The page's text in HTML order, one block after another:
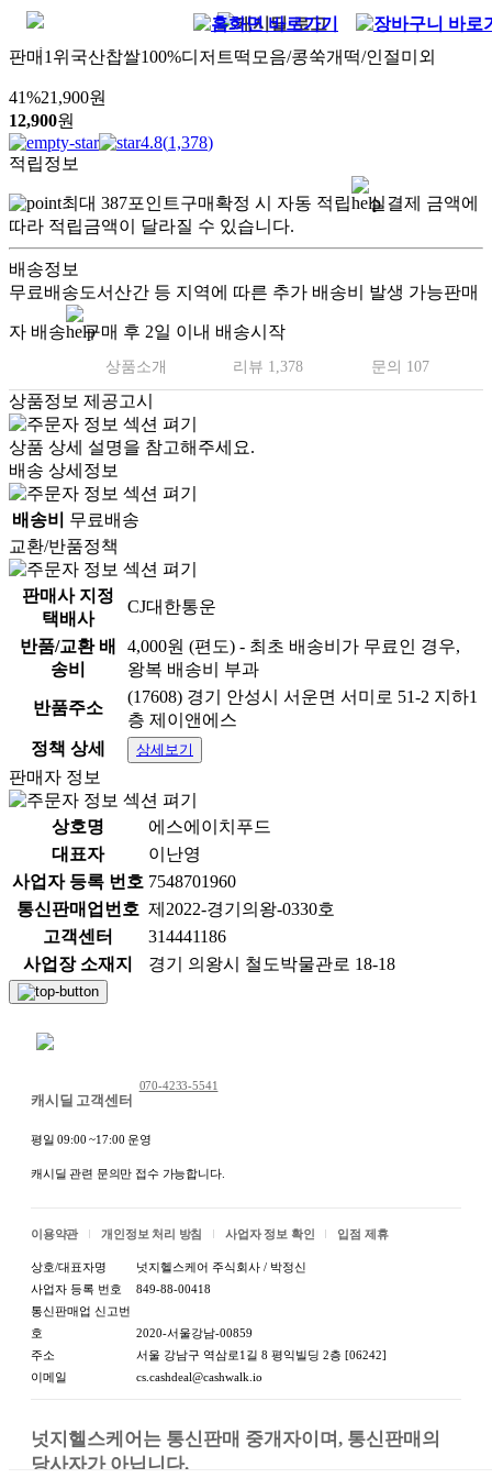
판매1위국산찹쌀100%디저트떡모음/콩쑥개떡/인절미외
41%21,900원
12,900원
4.8(1,378)
적립정보
최대 387포인트구매확정 시 자동 적립
실결제 금액에
따라 적립금액이 달라질 수 있습니다.
배송정보
무료배송도서산간 등 지역에 따른 추가 배송비 발생 가능판매
자 배송 구매 후 2일 이내 배송시작
상품소개 리뷰 1,378 문의 107
상품정보 제공고시
상품 상세 설명을 참고해주세요.
배송 상세정보
배송비
무료배송
교환/반품정책
판매사 지정
택배사
CJ대한통운
반품/교환 배
송비
4,000원 (편도) - 최초 배송비가 무료인 경우,
왕복 배송비 부과
반품주소
(17608) 경기 안성시 서운면 서미로 51-2 지하1
층 제이앤에스
정책 상세
상세보기
판매자 정보
상호명
에스에이치푸드
대표자
이난영
사업자 등록 번호 7548701960
통신판매업번호 제2022-경기의왕-0330호
고객센터
314441186
사업장 소재지
경기 의왕시 철도박물관로 18-18
캐시딜 고객센터
070-4233-5541
평일 09:00 ~17:00 운영
캐시딜 관련 문의만 접수 가능합니다.
이용약관 개인정보 처리 방침 사업자 정보 확인 입점 제휴
상호/대표자명
넛지헬스케어 주식회사 / 박정신
사업자 등록 번호
849-88-00418
통신판매업 신고번
호
2020-서울강남-00859
주소
서울 강남구 역삼로1길 8 평익빌딩 2층 [06242]
이메일
cs.cashdeal@cashwalk.io
넛지헬스케어는 통신판매 중개자이며, 통신판매의
당사자가 아닙니다.